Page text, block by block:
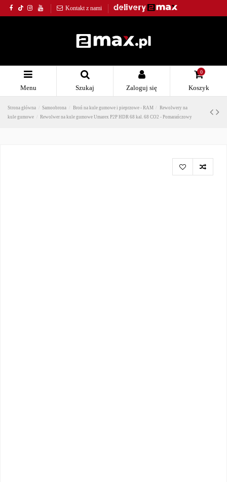
Kontakt z nami
Menu Szukaj Zaloguj się
0
Koszyk
Strona główna Samoobrona Broń na kule gumowe i pieprzowe - RAM
Rewolwery na
kule gumowe
Rewolwer na kule gumowe Umarex P2P HDR 68 kal. 68 CO2 - Pomarańczowy